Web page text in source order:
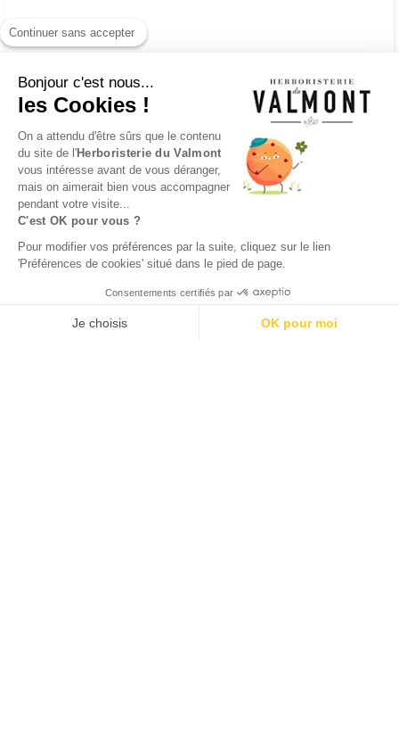
Continuer sans accepter
Bonjour c'est nous...
les Cookies !
On a attendu d'être sûrs que le contenu
du site de l'Herboristerie du Valmont
vous intéresse avant de vous déranger,
mais on aimerait bien vous accompagner
pendant votre visite...
C'est OK pour vous ?
Pour modifier vos préférences par la suite, cliquez sur le lien
'Préférences de cookies' situé dans le pied de page.
Consentements certifiés par
Je choisis OK pour moi